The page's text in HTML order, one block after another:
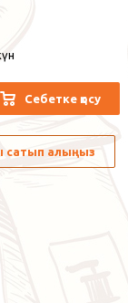
Себетке қосу
сатып алыңыз